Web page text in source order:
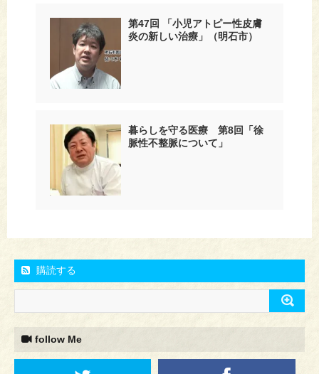
第47回 「小児アトピー性皮膚
炎の新しい治療」（明石市）
暮らしを守る医療 第8回「徐
脈性不整脈について」
購読する
follow Me